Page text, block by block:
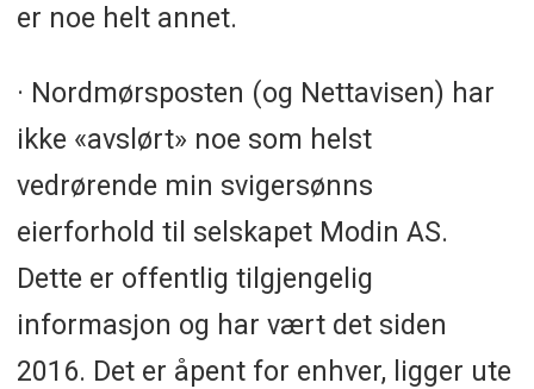
er noe helt annet.
· Nordmørsposten (og Nettavisen) har
ikke «avslørt» noe som helst
vedrørende min svigersønns
eierforhold til selskapet Modin AS.
Dette er offentlig tilgjengelig
informasjon og har vært det siden
2016. Det er åpent for enhver, ligger ute